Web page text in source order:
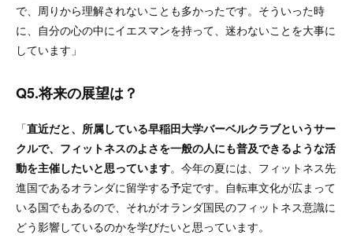
で、周りから理解されないことも多かったです。そういった時
に、自分の心の中にイエスマンを持って、迷わないことを大事に
しています」
Q5.将来の展望は？
「直近だと、所属している早稲田大学バーベルクラブというサー
クルで、フィットネスのよさを一般の人にも普及できるような活
動を主催したいと思っています。今年の夏には、フィットネス先
進国であるオランダに留学する予定です。自転車文化が広まって
いる国でもあるので、それがオランダ国民のフィットネス意識に
どう影響しているのかを学びたいと思っています。